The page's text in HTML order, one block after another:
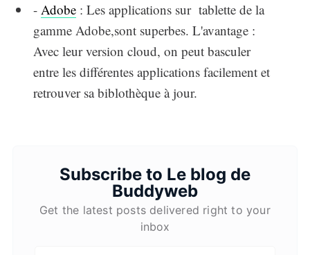
-Adobe : Les applications sur tablette de la
gamme Adobe,sont superbes. L'avantage :
Avec leur version cloud, on peut basculer
entre les différentes applications facilement et
retrouver sa biblothèque à jour.
Subscribe to Le blog de
Buddyweb
Get the latest posts delivered right to your
inbox